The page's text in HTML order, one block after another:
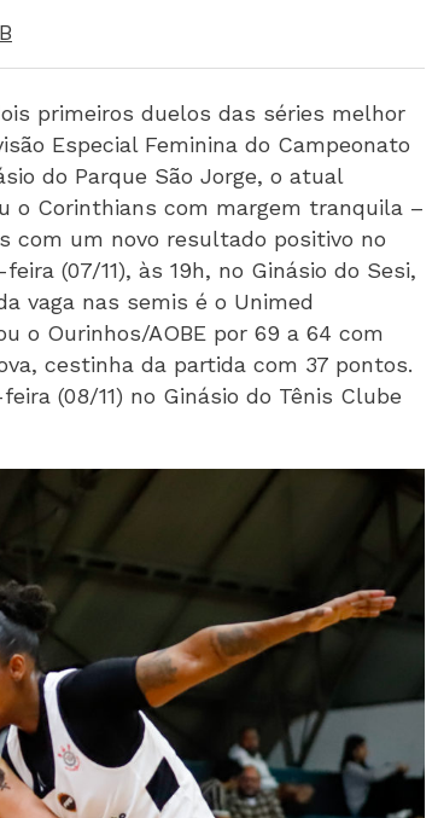
primeiros duelos das séries melhor
Especial Feminina do Campeonato
do Parque São Jorge, o atual
o Corinthians com margem tranquila –
com um novo resultado positivo no
(07/11), às 19h, no Ginásio do Sesi,
vaga nas semis é o Unimed
o Ourinhos/AOBE por 69 a 64 com
cestinha da partida com 37 pontos.
(08/11) no Ginásio do Tênis Clube